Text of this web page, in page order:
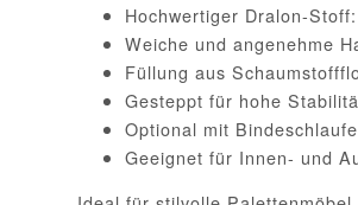
Hochwertiger Dralon-
Weiche und angenehme
Füllung aus
Gesteppt für hohe
Optional mit
Geeignet für Innen- und